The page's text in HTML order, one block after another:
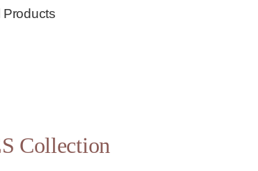
Products
Collection